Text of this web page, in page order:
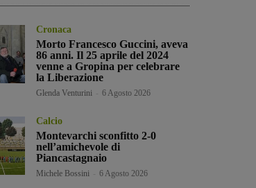
Cronaca
Morto Francesco Guccini, aveva
86 anni. Il 25 aprile del 2024
venne a Gropina per celebrare
la Liberazione
Glenda Venturini 6 Agosto 2026
Calcio
Montevarchi sconfitto 2-0
nell’amichevole di
Piancastagnaio
Michele Bossini 6 Agosto 2026